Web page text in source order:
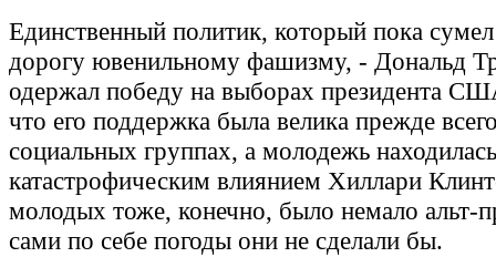
Единственный политик, который пока сумел
дорогу ювенильному фашизму, - Дональд
одержал победу на выборах президента
что его поддержка была велика прежде
социальных группах, а молодежь
катастрофическим влиянием Хиллари
молодых тоже, конечно, было немало альт-
сами по себе погоды они не сделали бы.